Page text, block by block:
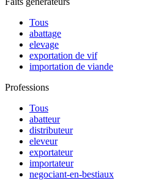
Tous
abattage
elevage
exportation de vif
importation de viande
Professions
Tous
abatteur
distributeur
eleveur
exportateur
importateur
negociant-en-bestiaux